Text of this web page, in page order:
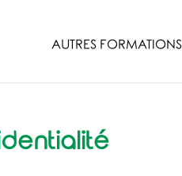
AUTRES FORMATIONS